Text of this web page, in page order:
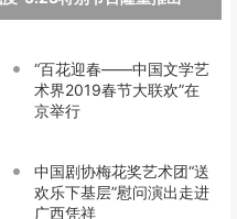
“百花迎春——中国文学艺
术界2019春节大联欢”在
京举行
中国剧协梅花奖艺术团“送
欢乐下基层”慰问演出走进
广西凭祥